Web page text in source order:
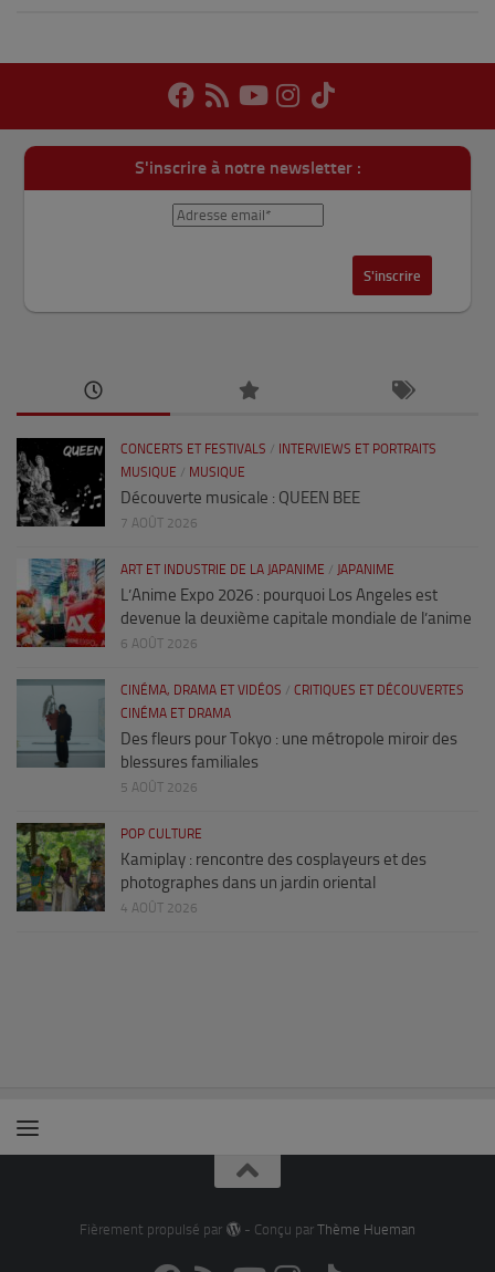
S'inscrire à notre newsletter :
CONCERTS ET FESTIVALS /
INTERVIEWS ET PORTRAITS
MUSIQUE / MUSIQUE
Découverte musicale : QUEEN BEE
7 AOÛT 2026
ART ET INDUSTRIE DE LA JAPANIME / JAPANIME
L’Anime Expo 2026 : pourquoi Los Angeles est
devenue la deuxième capitale mondiale de l’anime
6 AOÛT 2026
CINÉMA, DRAMA ET VIDÉOS / CRITIQUES ET DÉCOUVERTES
CINÉMA ET DRAMA
Des fleurs pour Tokyo : une métropole miroir des
blessures familiales
5 AOÛT 2026
POP CULTURE
Kamiplay : rencontre des cosplayeurs et des
photographes dans un jardin oriental
4 AOÛT 2026
Fièrement propulsé par - Conçu par Thème Hueman